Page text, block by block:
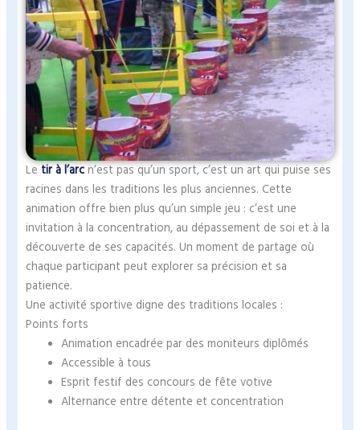
Le tir à l’arc n’est pas qu’un sport, c’est un art qui puise ses
racines dans les traditions les plus anciennes. Cette
animation offre bien plus qu’un simple jeu : c’est une
invitation à la concentration, au dépassement de soi et à la
découverte de ses capacités. Un moment de partage où
chaque participant peut explorer sa précision et sa
patience.
Une activité sportive digne des traditions locales :
Points forts
Animation encadrée par des moniteurs diplômés
Accessible à tous
Esprit festif des concours de fête votive
Alternance entre détente et concentration